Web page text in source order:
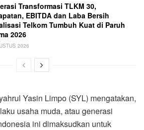
Transformasi TLKM 30,
EBITDA dan Laba Bersih
Telkom Tumbuh Kuat di Paruh
2026
2026
Yasin Limpo (SYL) mengatakan,
usaha muda, atau generasi
ini dimaksudkan untuk